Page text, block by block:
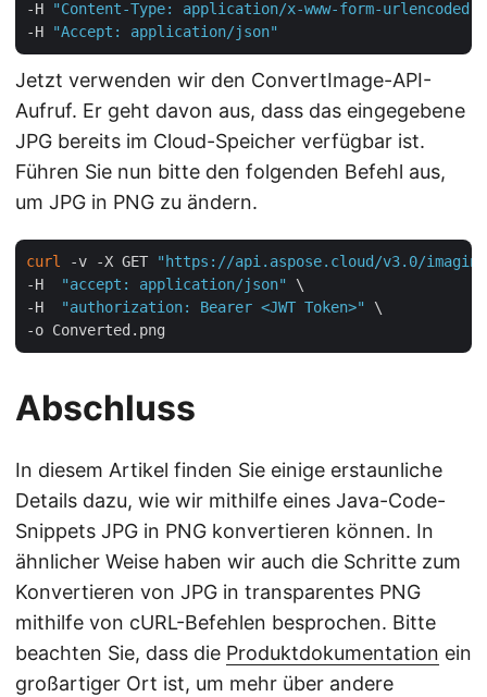
-H "Content-Type: application/x-www-form-urlencoded"
-H
"Accept: application/json"
Jetzt verwenden wir den ConvertImage-API-
Aufruf. Er geht davon aus, dass das eingegebene
JPG bereits im Cloud-Speicher verfügbar ist.
Führen Sie nun bitte den folgenden Befehl aus,
um JPG in PNG zu ändern.
curl -v -X GET
"https://api.aspose.cloud/v3.0/
-H
"accept: application/json"
\
-H
"authorization: Bearer <JWT Token>"
\
Abschluss
In diesem Artikel finden Sie einige erstaunliche
Details dazu, wie wir mithilfe eines Java-Code-
Snippets JPG in PNG konvertieren können. In
ähnlicher Weise haben wir auch die Schritte zum
Konvertieren von JPG in transparentes PNG
mithilfe von cURL-Befehlen besprochen. Bitte
beachten Sie, dass die Produktdokumentation ein
großartiger Ort ist, um mehr über andere